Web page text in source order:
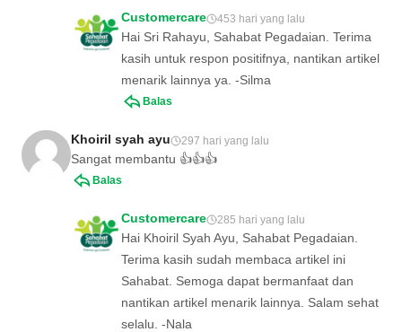
Customercare 453 hari yang lalu
Hai Sri Rahayu, Sahabat Pegadaian. Terima
kasih untuk respon positifnya, nantikan artikel
menarik lainnya ya. -Silma
Balas
Khoiril syah ayu 297 hari yang lalu
Sangat membantu 👍👍👍
Balas
Customercare 285 hari yang lalu
Hai Khoiril Syah Ayu, Sahabat Pegadaian.
Terima kasih sudah membaca artikel ini
Sahabat. Semoga dapat bermanfaat dan
nantikan artikel menarik lainnya. Salam sehat
selalu. -Nala